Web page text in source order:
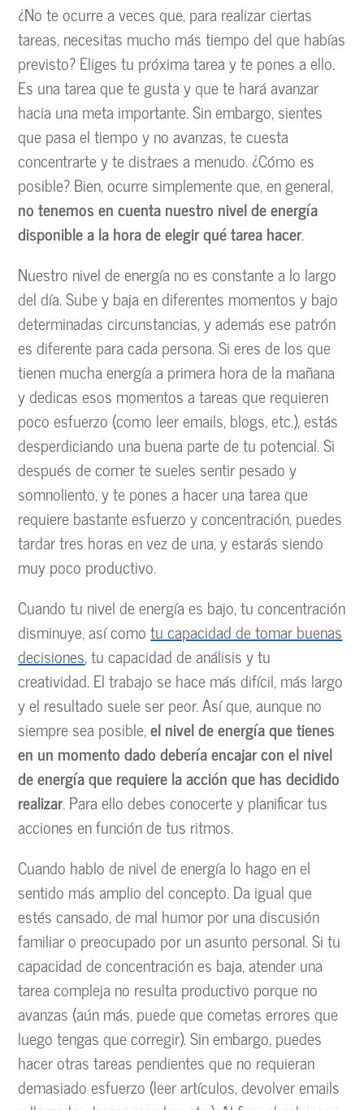
¿No te ocurre a veces que, para realizar ciertas
tareas, necesitas mucho más tiempo del que habías
previsto? Eliges tu próxima tarea y te pones a ello.
Es una tarea que te gusta y que te hará avanzar
hacia una meta importante. Sin embargo, sientes
que pasa el tiempo y no avanzas, te cuesta
concentrarte y te distraes a menudo. ¿Cómo es
posible? Bien, ocurre simplemente que, en general,
no tenemos en cuenta nuestro nivel de energía
disponible a la hora de elegir qué tarea hacer.
Nuestro nivel de energía no es constante a lo largo
del día. Sube y baja en diferentes momentos y bajo
determinadas circunstancias, y además ese patrón
es diferente para cada persona. Si eres de los que
tienen mucha energía a primera hora de la mañana
y dedicas esos momentos a tareas que requieren
poco esfuerzo (como leer emails, blogs, etc.), estás
desperdiciando una buena parte de tu potencial. Si
después de comer te sueles sentir pesado y
somnoliento, y te pones a hacer una tarea que
requiere bastante esfuerzo y concentración, puedes
tardar tres horas en vez de una, y estarás siendo
muy poco productivo.
Cuando tu nivel de energía es bajo, tu concentración
disminuye, así comotu capacidad de tomar buenas
decisiones, tu capacidad de análisis y tu
creatividad. El trabajo se hace más difícil, más largo
y el resultado suele ser peor. Así que, aunque no
siempre sea posible,el nivel de energía que tienes
en un momento dado debería encajar con el nivel
de energía que requiere la acción que has decidido
realizar. Para ello debes conocerte y planificar tus
acciones en función de tus ritmos.
Cuando hablo de nivel de energía lo hago en el
sentido más amplio del concepto. Da igual que
estés cansado, de mal humor por una discusión
familiar o preocupado por un asunto personal. Si tu
capacidad de concentración es baja, atender una
tarea compleja no resulta productivo porque no
avanzas (aún más, puede que cometas errores que
luego tengas que corregir). Sin embargo, puedes
hacer otras tareas pendientes que no requieran
demasiado esfuerzo (leer artículos, devolver emails